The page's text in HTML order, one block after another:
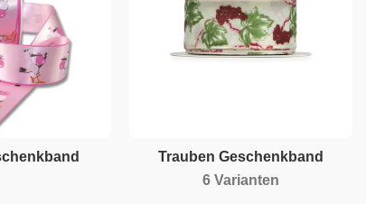
Trauben Geschenkband
6 Varianten